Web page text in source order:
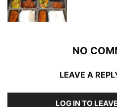
NO
LEAVE A
LOG IN TO